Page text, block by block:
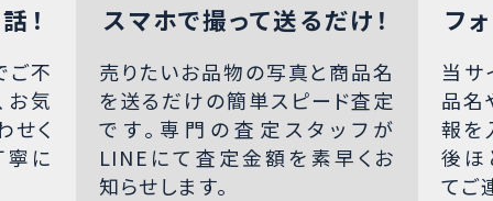
！
ご不
お気
せく
寧に
スマホで撮って送るだけ！
売りたいお品物の写真と商品名
を送るだけの簡単スピード査定
です。専門の査定スタッフが
LINEにて査定金額を素早くお
知らせします。
フ
当サ
品名
報を
後ほ
てご